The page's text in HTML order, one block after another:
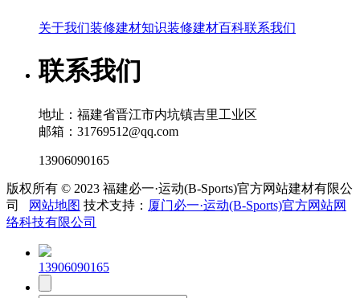
关于我们装修建材知识装修建材百科联系我们
联系我们
地址：福建省晋江市内坑镇吉里工业区
邮箱：31769512@qq.com
13906090165
版权所有 © 2023 福建必一·运动(B-Sports)官方网站建材有限公
司
网站地图 技术支持： 厦门必一·运动(B-Sports)官方网站网
络科技有限公司
13906090165